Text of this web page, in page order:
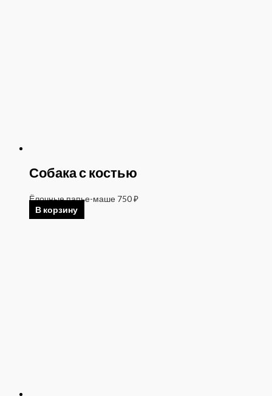
Собака с костью
Ёлочные папье-маше 750₽
В корзину